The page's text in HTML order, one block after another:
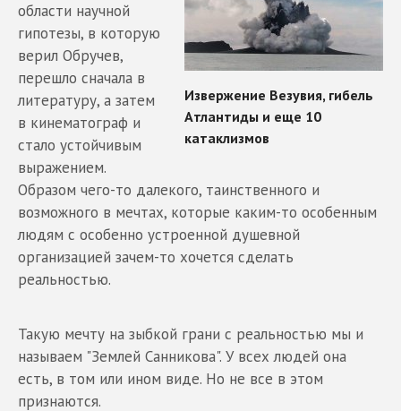
области научной
гипотезы, в которую
верил Обручев,
перешло сначала в
литературу, а затем
в кинематограф и
стало устойчивым
выражением.
Образом чего-то далекого, таинственного и
возможного в мечтах, которые каким-то особенным
людям с особенно устроенной душевной
организацией зачем-то хочется сделать
реальностью.
Такую мечту на зыбкой грани с реальностью мы и
называем "Землей Санникова". У всех людей она
есть, в том или ином виде. Но не все в этом
признаются.